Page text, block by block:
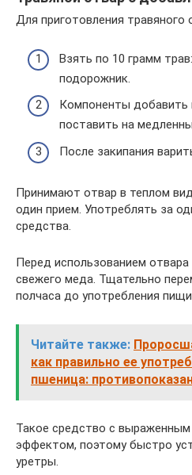
Для приготовления травяного
Взять по 10 грамм
подорожник.
Компоненты добавить
поставить на
После закипания
Принимают отвар в теплом
один прием. Употреблять за
средства.
Перед использованием
свежего меда. Тщательно
полчаса до употребления пищи.
Читайте также:
как правильно ее
пшеница:
Такое средство с
эффектом, поэтому быстро
уретры.